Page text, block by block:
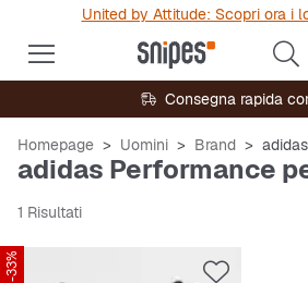
United by Attitude: Scopri ora i
Consegna rapida
Homepage Uomini Brand
adidas Performance
1 Risultati
-33%